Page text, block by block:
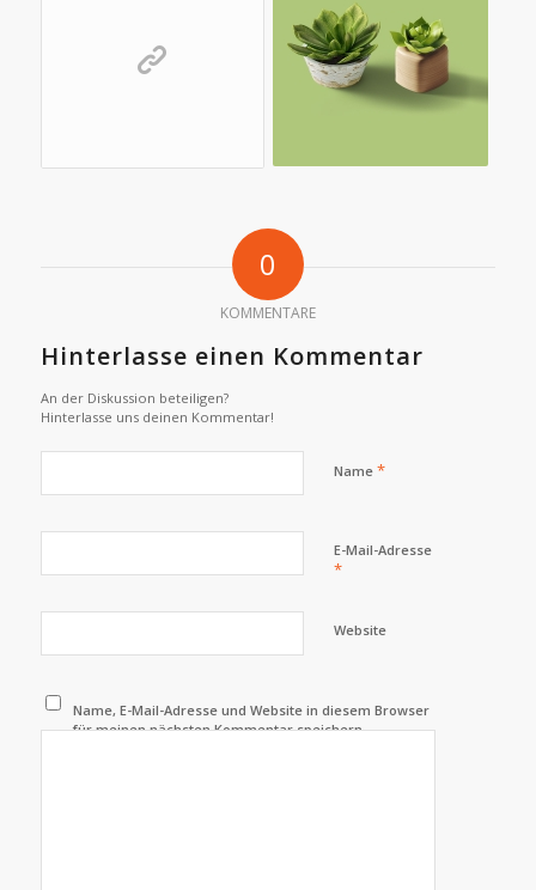
0
KOMMENTARE
Hinterlasse einen Kommentar
An der Diskussion beteiligen?
Hinterlasse uns deinen Kommentar!
Name *
E-Mail-Adresse
*
Website
Name, E-Mail-Adresse und Website in diesem Browser
für meinen nächsten Kommentar speichern.